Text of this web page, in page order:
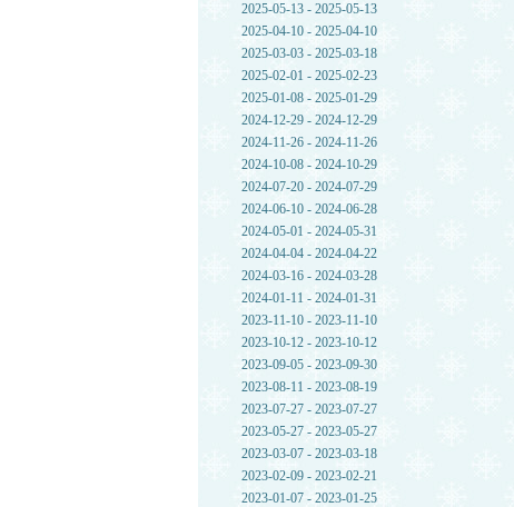
2025-05-13 - 2025-05-13
2025-04-10 - 2025-04-10
2025-03-03 - 2025-03-18
2025-02-01 - 2025-02-23
2025-01-08 - 2025-01-29
2024-12-29 - 2024-12-29
2024-11-26 - 2024-11-26
2024-10-08 - 2024-10-29
2024-07-20 - 2024-07-29
2024-06-10 - 2024-06-28
2024-05-01 - 2024-05-31
2024-04-04 - 2024-04-22
2024-03-16 - 2024-03-28
2024-01-11 - 2024-01-31
2023-11-10 - 2023-11-10
2023-10-12 - 2023-10-12
2023-09-05 - 2023-09-30
2023-08-11 - 2023-08-19
2023-07-27 - 2023-07-27
2023-05-27 - 2023-05-27
2023-03-07 - 2023-03-18
2023-02-09 - 2023-02-21
2023-01-07 - 2023-01-25